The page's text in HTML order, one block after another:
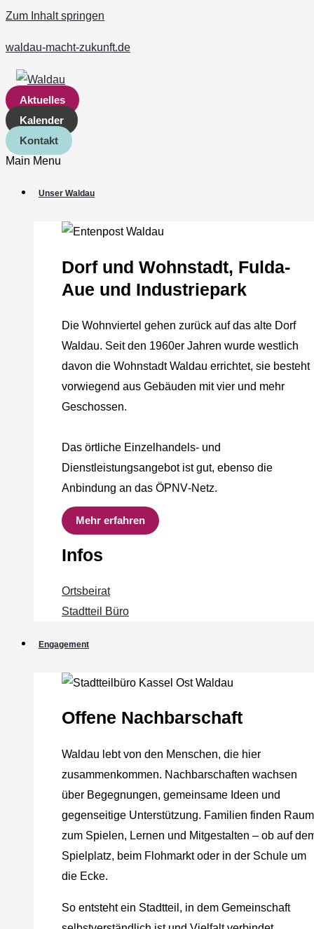
Zum Inhalt springen
waldau-macht-zukunft.de
Aktuelles
Kalender
Kontakt
Main Menu
Unser Waldau
Dorf und Wohnstadt, Fulda‐
Aue und Industriepark
Die Wohnviertel gehen zurück auf das alte Dorf
Waldau. Seit den 1960er Jahren wurde westlich
davon die Wohnstadt Waldau errichtet, sie besteht
vorwiegend aus Gebäuden mit vier und mehr
Geschossen.
Das örtliche Einzelhandels‐ und
Dienstleistungsangebot ist gut, ebenso die
Anbindung an das ÖPNV‐Netz.
Mehr erfahren
Infos
Ortsbeirat
Stadtteil Büro
Engagement
Offene Nachbarschaft
Waldau lebt von den Menschen, die hier
zusammenkommen. Nachbarschaften wachsen
über Begegnungen, gemeinsame Ideen und
gegenseitige Unterstützung. Familien finden Raum
zum Spielen, Lernen und Mitgestalten – ob auf
Spielplatz, beim Flohmarkt oder in der Schule um
die Ecke.
So entsteht ein Stadtteil, in dem Gemeinschaft